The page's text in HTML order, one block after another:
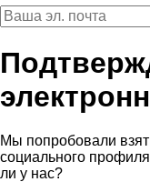
Мы попробовали
социального
ли у нас?